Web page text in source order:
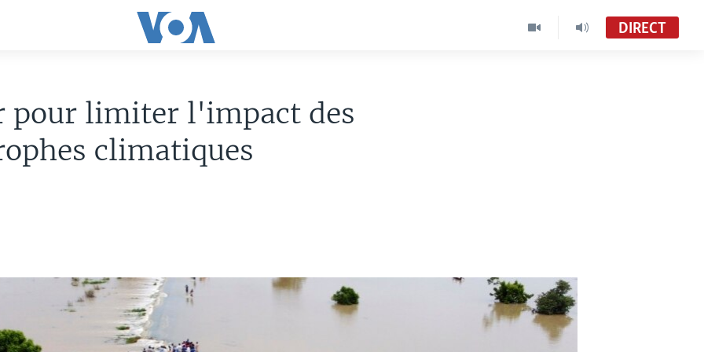
DIRECT
pour limiter l'impact des
climatiques